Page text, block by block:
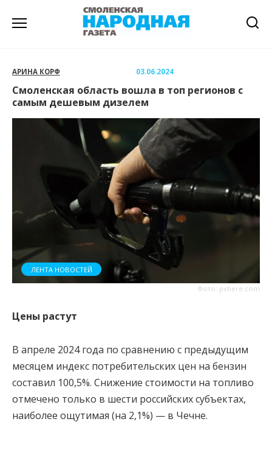
АРИНА КОРФ 03.06.2024
Смоленская область вошла в топ регионов с
самым дешевым дизелем
Фото: pxhere.com
ЛЕНТА НОВОСТЕЙ
Цены растут
В апреле 2024 года по сравнению с предыдущим
месяцем индекс потребительских цен на бензин
составил 100,5%. Снижение стоимости на топливо
отмечено только в шести российских субъектах,
наиболее ощутимая (на 2,1%) — в Чечне.